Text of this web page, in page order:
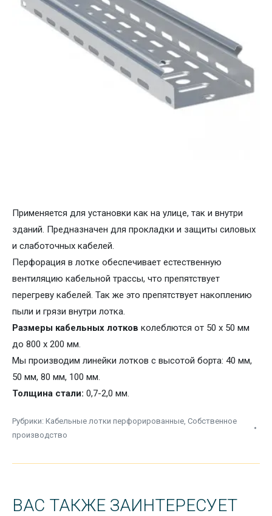
Применяется для установки как на улице, так и внутри
зданий. Предназначен для прокладки и защиты силовых
и слаботочных кабелей.
Перфорация в лотке обеспечивает естественную
вентиляцию кабельной трассы, что препятствует
перегреву кабелей. Так же это препятствует накоплению
пыли и грязи внутри лотка.
Размеры кабельных лотков колеблются от 50 х 50 мм
до 800 х 200 мм.
Мы производим линейки лотков с высотой борта: 40 мм,
50 мм, 80 мм, 100 мм.
Толщина стали: 0,7-2,0 мм.
Рубрики: Кабельные лотки перфорированные, Собственное
производство
ВАС ТАКЖЕ ЗАИНТЕРЕСУЕТ